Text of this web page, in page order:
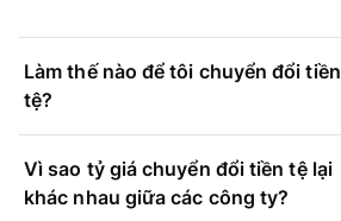
Làm thế nào để tôi chuyển đổi tiền
tệ?
Vì sao tỷ giá chuyển đổi tiền tệ lại
khác nhau giữa các công ty?